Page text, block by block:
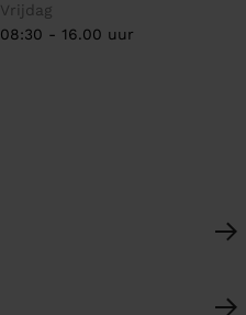
Vrijdag
08:30 - 16.00 uur